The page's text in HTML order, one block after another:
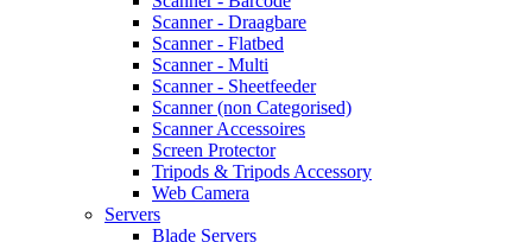
Scanner - Draagbare
Scanner - Flatbed
Scanner - Multi
Scanner - Sheetfeeder
Scanner (non Categorised)
Scanner Accessoires
Screen Protector
Tripods & Tripods Accessory
Web Camera
Servers
Blade Servers